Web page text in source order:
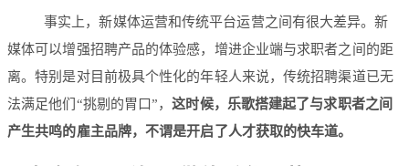
事实上，新媒体运营和传统平台运营之间有很大差异。新
媒体可以增强招聘产品的体验感，增进企业端与求职者之间的距
离。特别是对目前极具个性化的年轻人来说，传统招聘渠道已无
法满足他们“挑剔的胃口”，这时候，乐歌搭建起了与求职者之间
产生共鸣的雇主品牌，不谓是开启了人才获取的快车道。